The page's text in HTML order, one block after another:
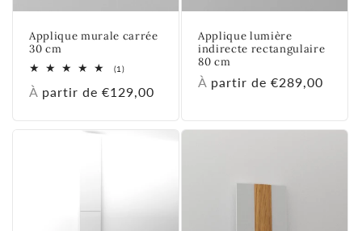
oApplique murale carrée
30 cm
(1)1
des
critiques
PrixÀ partir de €129,00
Applique lumière
indirecte rectangulaire
80 cm
PrixÀ partir de €289,00